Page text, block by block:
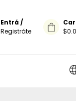
Entrá/
Registráte